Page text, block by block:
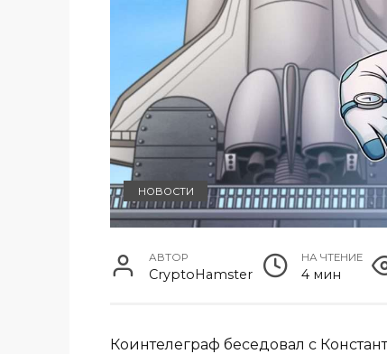
НОВОСТИ
АВТОР
CryptoHamster
НА ЧТЕНИЕ
4 мин
Коинтелеграф беседовал с